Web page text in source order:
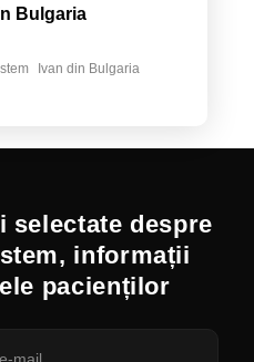
Bulgaria
Ivan din Bulgaria
selectate despre
informații
pacienților